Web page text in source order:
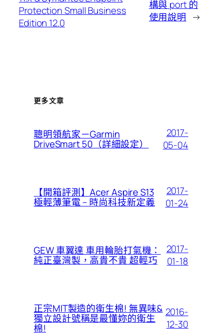
Protection Small Business
Edition 12.0
構與 port 的
使用說明 →
更多文章
聰明領航家－Garmin
DriveSmart 50（詳細設定）
2017-
05-04
【開箱評測】Acer Aspire S13
極輕薄筆電 – 時尚科技新定義
2017-
01-24
GEW 車翼達 車用輪胎打氣機：
純正臺灣製，高貴不貴 超輕巧
2017-
01-18
正宗MIT製造的衛生棉! 無異味&
獨立設計號稱是最懂妳的衛生
棉!
2016-
12-30